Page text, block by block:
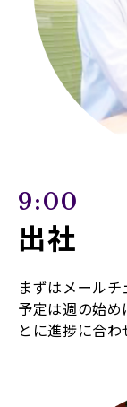
9:00
出社
まずはメールチ
予定は週の始
とに進捗に合わ